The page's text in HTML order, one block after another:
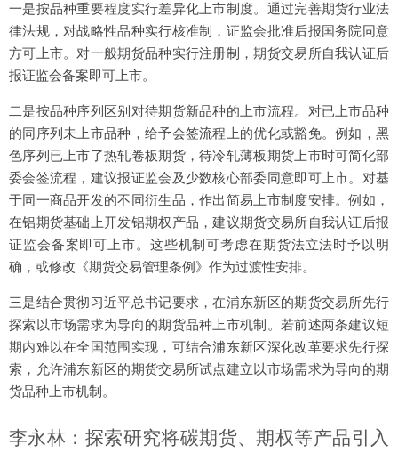
一是按品种重要程度实行差异化上市制度。通过完善期货行业法
律法规，对战略性品种实行核准制，证监会批准后报国务院同意
方可上市。对一般期货品种实行注册制，期货交易所自我认证后
报证监会备案即可上市。
二是按品种序列区别对待期货新品种的上市流程。对已上市品种
的同序列未上市品种，给予会签流程上的优化或豁免。例如，黑
色序列已上市了热轧卷板期货，待冷轧薄板期货上市时可简化部
委会签流程，建议报证监会及少数核心部委同意即可上市。对基
于同一商品开发的不同衍生品，作出简易上市制度安排。例如，
在铝期货基础上开发铝期权产品，建议期货交易所自我认证后报
证监会备案即可上市。这些机制可考虑在期货法立法时予以明
确，或修改《期货交易管理条例》作为过渡性安排。
三是结合贯彻习近平总书记要求，在浦东新区的期货交易所先行
探索以市场需求为导向的期货品种上市机制。若前述两条建议短
期内难以在全国范围实现，可结合浦东新区深化改革要求先行探
索，允许浦东新区的期货交易所试点建立以市场需求为导向的期
货品种上市机制。
李永林：探索研究将碳期货、期权等产品引入